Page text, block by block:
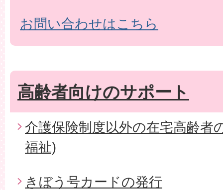
お問い合わせはこちら
高齢者向けのサポート
介護保険制度以外の在宅高齢者
福祉)
きぼう号カードの発行